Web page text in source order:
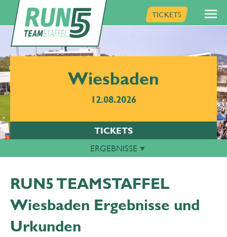
TICKETS
Wiesbaden
12.08.2026
TICKETS
ERGEBNISSE
RUN5 TEAMSTAFFEL
Wiesbaden Ergebnisse und
Urkunden